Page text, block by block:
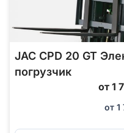
JAC CPD 20 GT
погрузчик
от 1
от 1